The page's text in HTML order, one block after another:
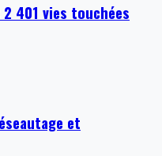
401 vies touchées
et